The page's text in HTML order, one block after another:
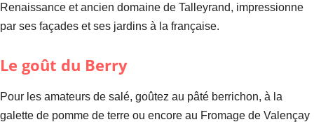
Renaissance et ancien domaine de Talleyrand, impressionne
par ses façades et ses jardins à la française.
Le goût du Berry
Pour les amateurs de salé, goûtez au pâté berrichon, à la
galette de pomme de terre ou encore au Fromage de Valençay